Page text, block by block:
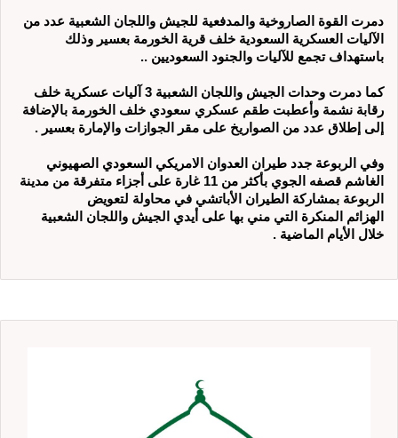
دمرت القوة الصاروخية والمدفعية للجيش واللجان الشعبية عدد من
الآليات العسكرية السعودية خلف قرية الخورمة بعسير وذلك
باستهداف تجمع للآليات والجنود السعوديين ..
كما دمرت وحدات الجيش واللجان الشعبية 3 آليات عسكرية خلف
رقابة نشمة وأعطبت طقم عسكري سعودي خلف الخورمة بالإضافة
إلى إطلاق عدد من الصواريخ على مقر الجوازات والإمارة بعسير .
وفي الربوعة جدد طيران العدوان الامريكي السعودي الصهيوني
الغاشم قصفه الجوي بأكثر من 11 غارة على أجزاء متفرقة من مدينة
الربوعة بمشاركة الطيران الأباتشي في محاولة لتعويض
الهزائم المنكرة التي مني بها على أيدي الجيش واللجان الشعبية
خلال الأيام الماضية .